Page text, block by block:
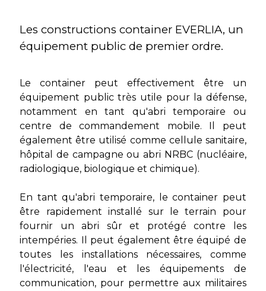
Les constructions container EVERLIA, un
équipement public de premier ordre.
Le container peut effectivement être un
équipement public très utile pour la défense,
notamment en tant qu'abri temporaire ou
centre de commandement mobile. Il peut
également être utilisé comme cellule sanitaire,
hôpital de campagne ou abri NRBC (nucléaire,
radiologique, biologique et chimique).
En tant qu'abri temporaire, le container peut
être rapidement installé sur le terrain pour
fournir un abri sûr et protégé contre les
intempéries. Il peut également être équipé de
toutes les installations nécessaires, comme
l'électricité, l'eau et les équipements de
communication, pour permettre aux militaires